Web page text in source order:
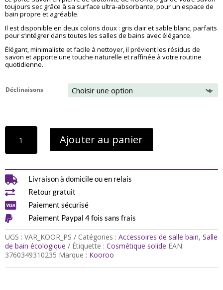
toujours sec grâce à sa surface ultra-absorbante, pour un espace de
bain propre et agréable.
Il est disponible en deux coloris doux : gris clair et sable blanc, parfaits
pour s’intégrer dans toutes les salles de bains avec élégance.
Élégant, minimaliste et facile à nettoyer, il prévient les résidus de
savon et apporte une touche naturelle et raffinée à votre routine
quotidienne.
Déclinaisons
quantité
Savon
pierre
de
diatomite
(choix
du
coloris)
Ajouter au panier
 Livraison à domicile ou en relais
 Retour gratuit
 Paiement sécurisé
 Paiement Paypal 4 fois sans frais
UGS : VAR_KOOR_PS Catégories : Accessoires de salle bain, Salle
de bain écologique
Étiquette : Cosmétique solide EAN:
3760349310235 Marque : Kooroo